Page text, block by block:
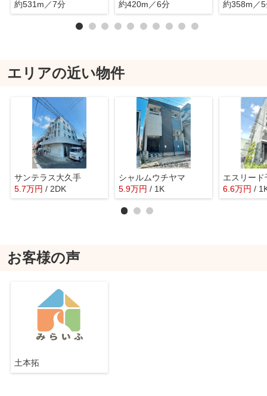
約531m／7分
約420m／6分
約358m／
エリアの近い物件
サンテラス大久手
5.7万円 / 2DK
シャルムウチヤマ
5.9万円 / 1K 6.6万円 /
お客様の声
土本拓